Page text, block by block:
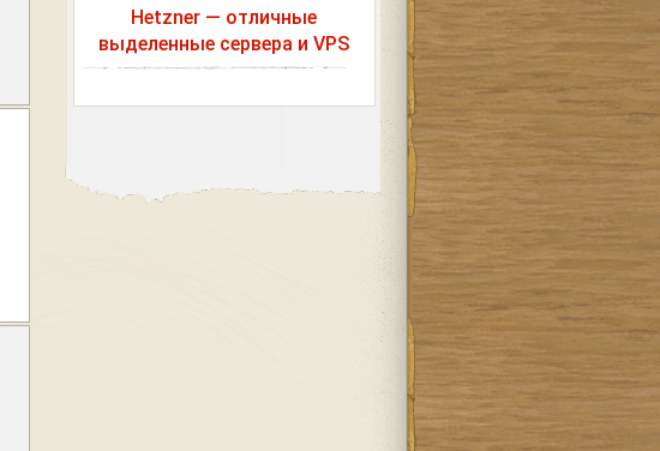
Hetzner — отличные
выделенные сервера и VPS